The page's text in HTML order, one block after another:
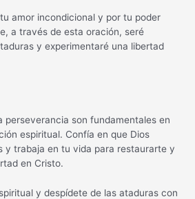
amor incondicional y por tu poder
a través de esta oración, seré
y experimentaré una libertad
perseverancia son fundamentales en
espiritual. Confía en que Dios
y trabaja en tu vida para restaurarte y
en Cristo.
y despídete de las ataduras con